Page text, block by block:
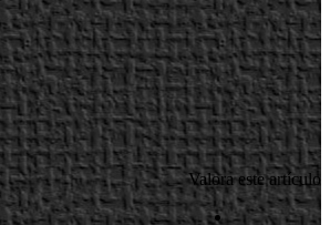
Valora este artículo